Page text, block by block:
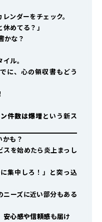
ンダーをチェック。
めてる？」
かな？
ル。
に、心の領収書もどう
件数は爆増という新ス
も？
スを始めたら炎上まっし
集中しろ！」と突っ込
ーズに近い部分もある
安心感や信頼感も届け